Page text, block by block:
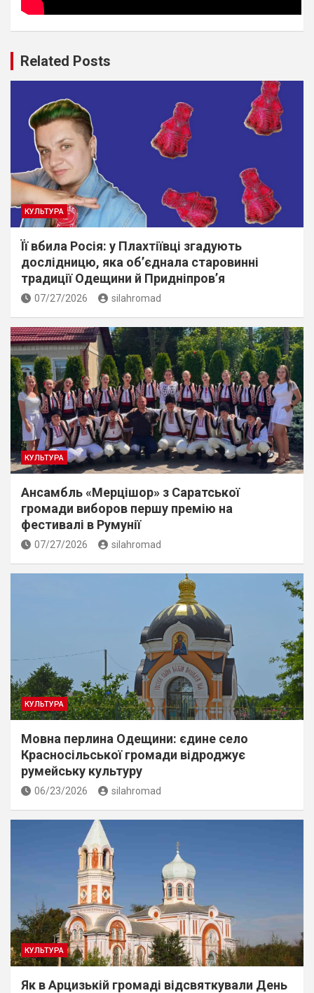
Related Posts
КУЛЬТУРА
Її вбила Росія: у Плахтіївці згадують
дослідницю, яка об’єднала старовинні
традиції Одещини й Придніпров’я
07/27/2026 silahromad
КУЛЬТУРА
Ансамбль «Мерцішор» з Саратської
громади виборов першу премію на
фестивалі в Румунії
07/27/2026 silahromad
КУЛЬТУРА
Мовна перлина Одещини: єдине село
Красносільської громади відроджує
румейську культуру
06/23/2026 silahromad
КУЛЬТУРА
Як в Арцизькій громаді відсвяткували День